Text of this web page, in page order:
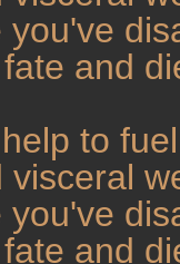
and
to
visceral
and